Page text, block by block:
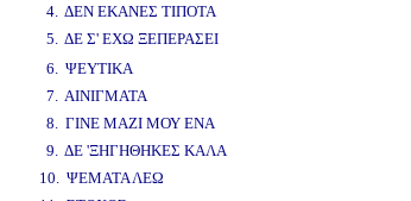
4. ΔΕΝ ΕΚΑΝΕΣ ΤΙΠΟΤΑ
5. ΔΕ Σ' ΕΧΩ ΞΕΠΕΡΑΣΕΙ
6. ΨΕΥΤΙΚΑ
7. ΑΙΝΙΓΜΑΤΑ
8. ΓΙΝΕ ΜΑΖΙ ΜΟΥ ΕΝΑ
9. ΔΕ 'ΞΗΓΗΘΗΚΕΣ ΚΑΛΑ
10. ΨΕΜΑΤΑ ΛΕΩ